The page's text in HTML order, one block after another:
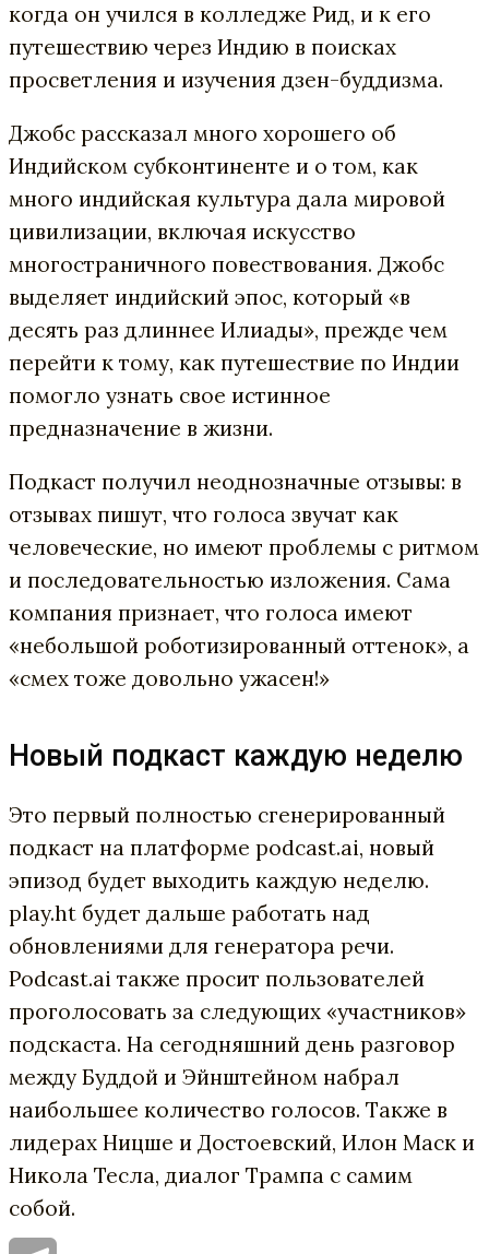
когда он учился в колледже Рид, и к его
путешествию через Индию в поисках
просветления и изучения дзен-буддизма.
Джобс рассказал много хорошего об
Индийском субконтиненте и о том, как
много индийская культура дала мировой
цивилизации, включая искусство
многостраничного повествования. Джобс
выделяет индийский эпос, который «в
десять раз длиннее Илиады», прежде чем
перейти к тому, как путешествие по Индии
помогло узнать свое истинное
предназначение в жизни.
Подкаст получил неоднозначные отзывы: в
отзывах пишут, что голоса звучат как
человеческие, но имеют проблемы с ритмом
и последовательностью изложения. Сама
компания признает, что голоса имеют
«небольшой роботизированный оттенок», а
«смех тоже довольно ужасен!»
Новый подкаст каждую неделю
Это первый полностью сгенерированный
подкаст на платформе podcast.ai, новый
эпизод будет выходить каждую неделю.
play.ht будет дальше работать над
обновлениями для генератора речи.
Podcast.ai также просит пользователей
проголосовать за следующих «участников»
подскаста. На сегодняшний день разговор
между Буддой и Эйнштейном набрал
наибольшее количество голосов. Также в
лидерах Ницше и Достоевский, Илон Маск и
Никола Тесла, диалог Трампа с самим
собой.